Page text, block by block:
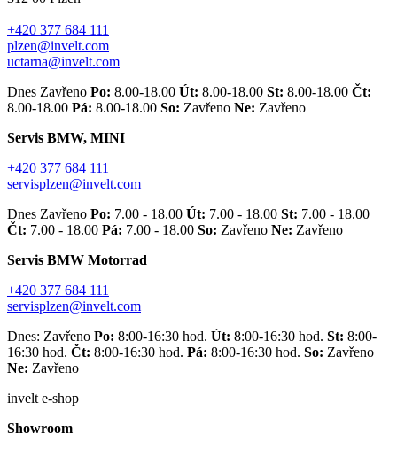
+420 377 684 111
plzen@invelt.com
uctarna@invelt.com
Dnes Zavřeno Po: 8.00-18.00 Út: 8.00-18.00 St: 8.00-18.00 Čt:
8.00-18.00 Pá: 8.00-18.00 So: Zavřeno Ne: Zavřeno
Servis BMW, MINI
+420 377 684 111
servisplzen@invelt.com
Dnes Zavřeno Po: 7.00 - 18.00 Út: 7.00 - 18.00 St: 7.00 - 18.00
Čt: 7.00 - 18.00 Pá: 7.00 - 18.00 So: Zavřeno Ne: Zavřeno
Servis BMW Motorrad
+420 377 684 111
servisplzen@invelt.com
Dnes: Zavřeno Po: 8:00-16:30 hod. Út: 8:00-16:30 hod. St: 8:00-
16:30 hod. Čt: 8:00-16:30 hod. Pá: 8:00-16:30 hod. So: Zavřeno
Ne: Zavřeno
invelt e-shop
Showroom